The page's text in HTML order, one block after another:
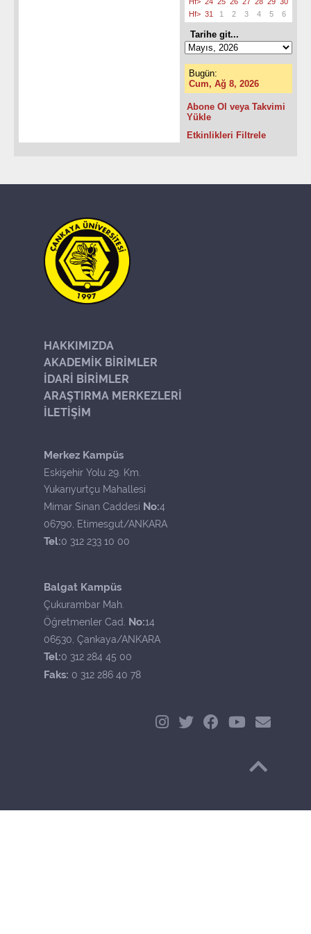
Hf> 31 1 2 3 4 5 6
Tarihe git...
Bugün:
Cum, Ağ 8, 2026
Abone Ol veya Takvimi
Yükle
Etkinlikleri Filtrele
HAKKIMIZDA
AKADEMİK BİRİMLER
İDARİ BİRİMLER
ARAŞTIRMA MERKEZLERİ
İLETİŞİM
Merkez Kampüs
Eskişehir Yolu 29. Km.
Yukarıyurtçu Mahallesi
Mimar Sinan Caddesi No:4
06790, Etimesgut/ANKARA
Tel:0 312 233 10 00
Balgat Kampüs
Çukurambar Mah.
Öğretmenler Cad. No:14
06530, Çankaya/ANKARA
Tel:0 312 284 45 00
Faks: 0 312 286 40 78